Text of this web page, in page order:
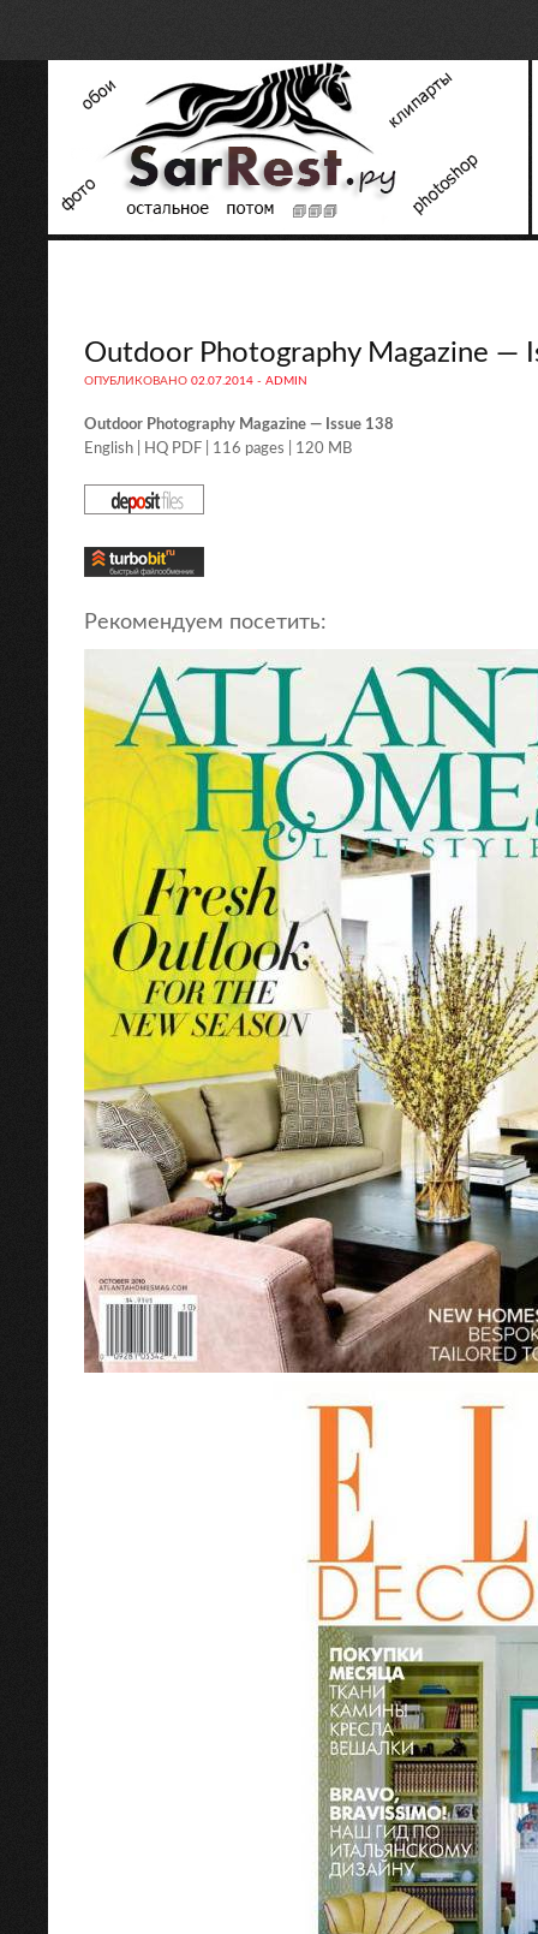
Outdoor Photography Magazine —
ОПУБЛИКОВАНО 02.07.2014 - ADMIN
Outdoor Photography Magazine — Issue 138
English | HQ PDF | 116 pages | 120 MB
Рекомендуем посетить: